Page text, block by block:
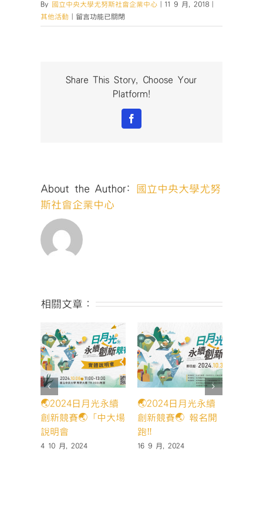
By 國立中央大學尤努斯社會企業中心 11 9 月, 2018
其他活動
在
〈【社
YSBC
留言功能已關閉
Share This Story, Choose Your
Platform!
Facebook
About the Author:
國立中央大學尤努
斯社會企業中心
相關文章：
🌏2024日月光永續
創新競賽🌏「中大場
說明會
4 10 月, 2024
🌏2024日月光永續
創新競賽🌏 報名開
跑‼️
16 9 月, 2024